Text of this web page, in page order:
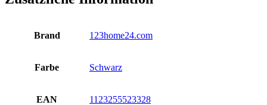
Brand 123home24.com
Farbe Schwarz
EAN 1123255523328